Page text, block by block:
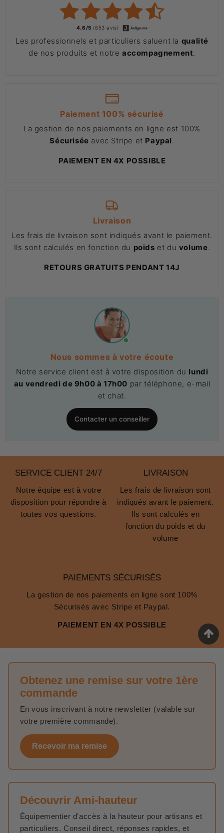
4.6/5 (653 avis)
Les professionnels et particuliers saluent la qualité
de nos produits et notre accompagnement.
Paiement 100% sécurisé
La gestion de nos paiements en ligne est 100%
Sécurisée avec Stripe et Paypal.
PAIEMENT EN 4X POSSIBLE
Livraison
Les frais de livraison sont indiqués avant le paiement.
Ils sont calculés en fonction du poids et du volume.
RETOURS GRATUITS PENDANT 14J
Nous sommes à votre écoute
Notre service client est à votre disposition du lundi
au vendredi de 9h00 à 17h00 par téléphone, e-mail
et chat.
Contacter un conseiller
SERVICE CLIENT 24/7
Notre équipe est à votre
disposition pour répondre à
toutes vos questions.
LIVRAISON
Les frais de livraison sont
indiqués avant le paiement.
Ils sont calculés en
fonction du poids et du
volume
PAIEMENTS SÉCURISÉS
La gestion de nos paiements en ligne sont 100%
Sécurisés avec Stripe et Paypal.
PAIEMENT EN 4X POSSIBLE
Obtenez une remise sur votre 1ère
commande
En vous inscrivant à notre newsletter (valable sur
votre première commande).
Recevoir ma remise
Découvrir Ami-hauteur
Équipementier d'accès à la hauteur pour artisans et
particuliers. Conseil direct, réponses rapides, et